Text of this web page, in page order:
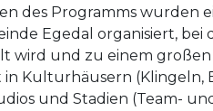
des Programms wurden
Egedal organisiert,
wird und zu einem
Kulturhäusern (Klingeln,
und Stadien (Team-